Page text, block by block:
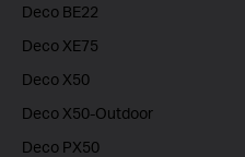
Deco BE22
Deco XE75
Deco X50
Deco X50-Outdoor
Deco PX50